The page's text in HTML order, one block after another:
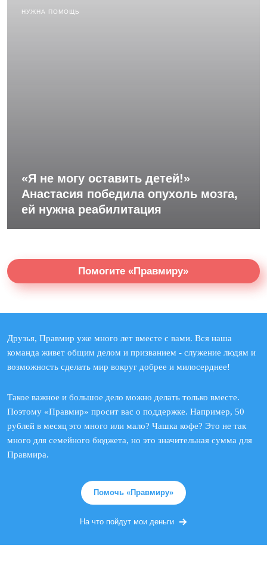
НУЖНА ПОМОЩЬ
«Я не могу оставить детей!»
Анастасия победила опухоль мозга,
ей нужна реабилитация
Помогите «Правмиру»
Друзья, Правмир уже много лет вместе с вами. Вся наша
команда живет общим делом и призванием - служение людям и
возможность сделать мир вокруг добрее и милосерднее!
Такое важное и большое дело можно делать только вместе.
Поэтому «Правмир» просит вас о поддержке. Например, 50
рублей в месяц это много или мало? Чашка кофе? Это не так
много для семейного бюджета, но это значительная сумма для
Правмира.
Помочь «Правмиру»
На что пойдут мои деньги